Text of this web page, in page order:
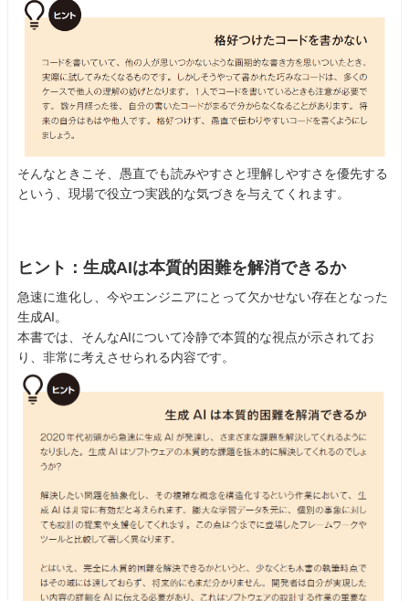
そんなときこそ、愚直でも読みやすさと理解しやすさを優先する
という、現場で役立つ実践的な気づきを与えてくれます。
ヒント：生成AIは本質的困難を解消できるか
急速に進化し、今やエンジニアにとって欠かせない存在となった
生成AI。
本書では、そんなAIについて冷静で本質的な視点が示されてお
り、非常に考えさせられる内容です。